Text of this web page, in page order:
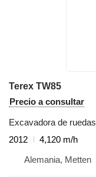
Terex TW85
Precio a consultar
Excavadora de ruedas
2012
4,120 m/h
Alemania, Metten